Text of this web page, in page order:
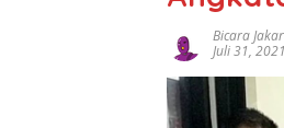
Bicara
Juli 31, 2021